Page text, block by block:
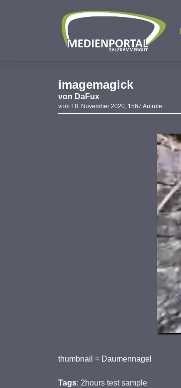
imagemagick
von DaFux
vom 18. November 2020, 1567 Aufrufe
thumbnail = Daumennagel
Tags: 2hours test sample